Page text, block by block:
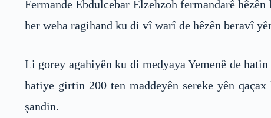
Fermande Ebdulcebar Elzehzoh fermandarê
her weha ragihand ku di vî warî de hêzên beravî
Li gorey agahiyên ku di medyaya Yemenê de
hatiye girtin 200 ten maddeyên sereke yên
şandin.